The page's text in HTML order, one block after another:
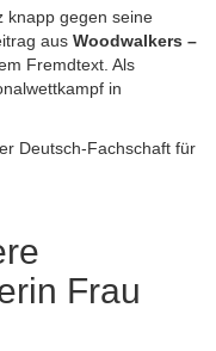
knapp gegen seine
aus Woodwalkers –
Fremdtext. Als
in
Deutsch-Fachschaft für
Frau